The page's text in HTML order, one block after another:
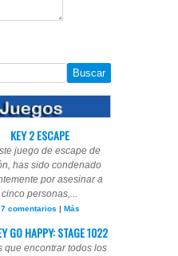
KEY 2 ESCAPE
juego de escape de
has sido condenado
por asesinar a
cinco personas,...
comentarios | Más
GO HAPPY: STAGE 1022
que encontrar todos los